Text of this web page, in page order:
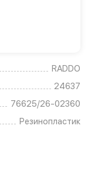
RADDO
24637
76625/26-02360
Резинопластик